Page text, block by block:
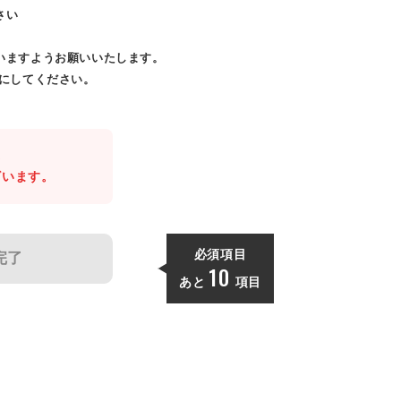
い
すようお願いいたします。
してください。
ます。
了 必須項目
あと 10 項目